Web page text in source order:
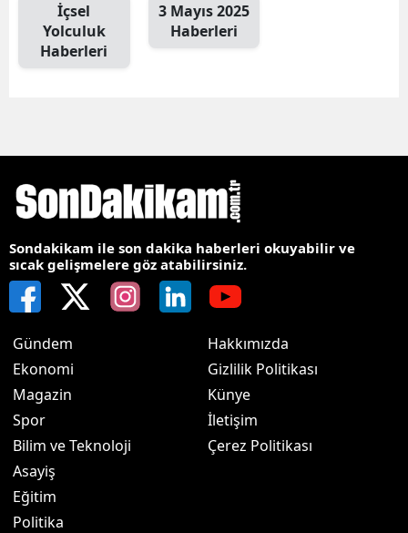
İçsel
Yolculuk
Haberleri
3 Mayıs 2025
Haberleri
Sondakikam ile son dakika haberleri okuyabilir ve
sıcak gelişmelere göz atabilirsiniz.
Gündem
Ekonomi
Magazin
Spor
Bilim ve Teknoloji
Asayiş
Eğitim
Politika
Hakkımızda
Gizlilik Politikası
Künye
İletişim
Çerez Politikası